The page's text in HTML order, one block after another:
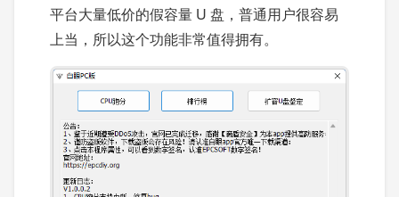
平台大量低价的假容量 U 盘，普通用户很容易
上当，所以这个功能非常值得拥有。